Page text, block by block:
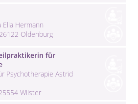
Ella Hermann
Oldenburg
für
Psychotherapie Astrid
Wilster